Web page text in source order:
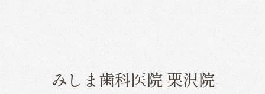
みしま歯科医院 栗沢院